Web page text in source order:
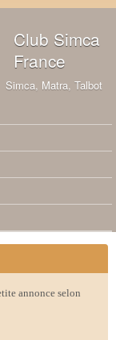
Club Simca
France
Simca, Matra, Talbot
annonce selon